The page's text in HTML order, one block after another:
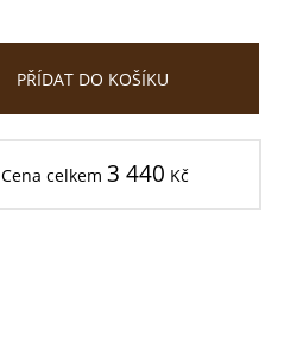
PŘÍDAT DO KOŠÍKU
Cena celkem 3 440 Kč